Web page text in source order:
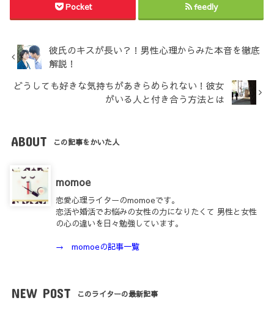
Pocket feedly
彼氏のキスが長い？！男性心理からみた本音を徹底
解説！
どうしても好きな気持ちがあきらめられない！彼女
がいる人と付き合う方法とは
ABOUT この記事をかいた人
momoe
恋愛心理ライターのmomoeです。
恋活や婚活でお悩みの女性の力になりたくて 男性と女性
の心の違いを日々勉強しています。
→ momoeの記事一覧
NEW POST このライターの最新記事